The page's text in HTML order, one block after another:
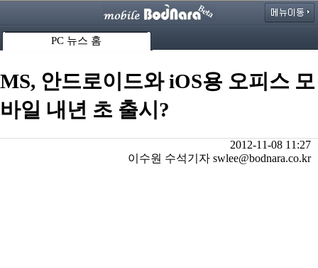
PC 뉴스 홈
MS, 안드로이드와 iOS용 오피스 모
바일 내년 초 출시?
2012-11-08 11:27
이수원 수석기자 swlee@bodnara.co.kr